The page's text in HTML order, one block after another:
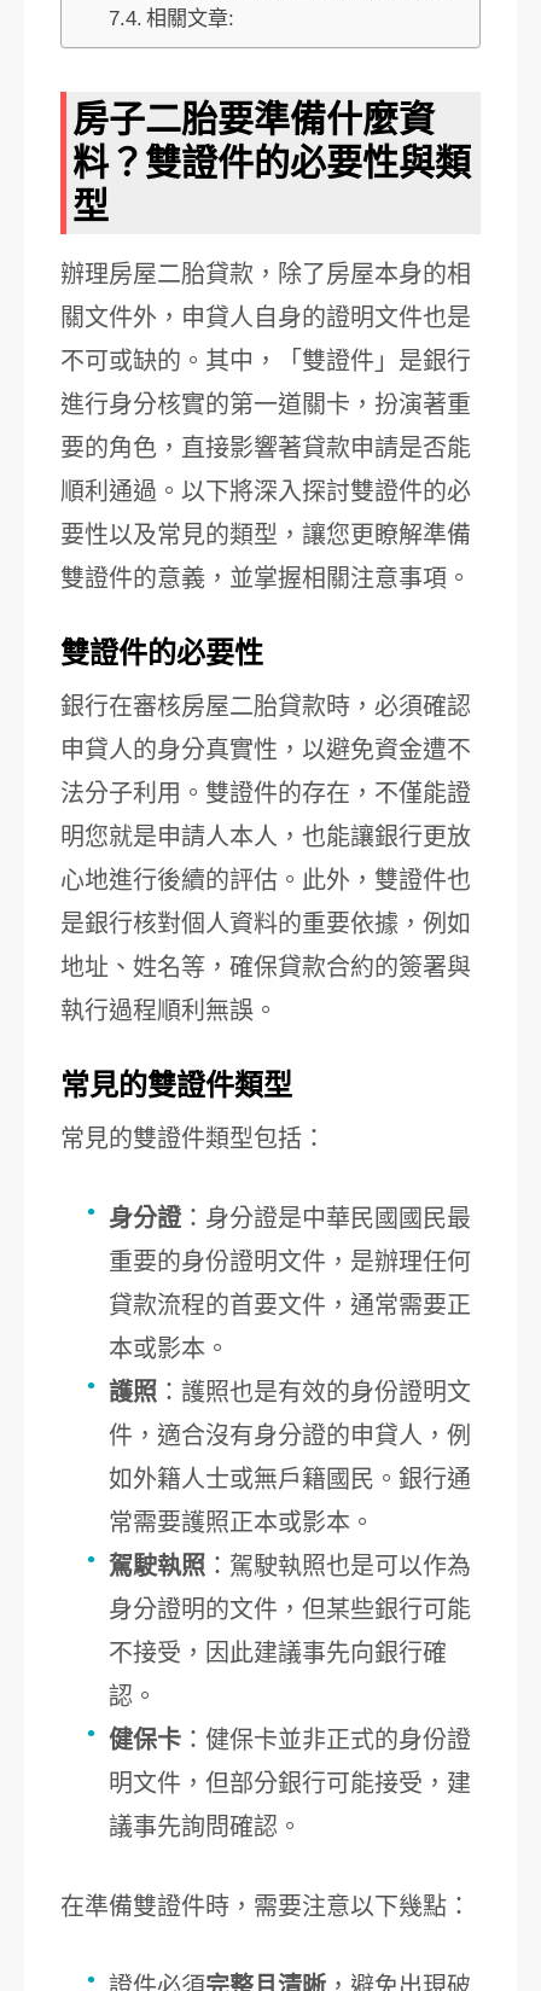
相關文章:
房子二胎要準備什麼資
料？雙證件的必要性與類
型
辦理房屋二胎貸款，除了房屋本身的相
關文件外，申貸人自身的證明文件也是
不可或缺的。其中，「雙證件」是銀行
進行身分核實的第一道關卡，扮演著重
要的角色，直接影響著貸款申請是否能
順利通過。以下將深入探討雙證件的必
要性以及常見的類型，讓您更瞭解準備
雙證件的意義，並掌握相關注意事項。
雙證件的必要性
銀行在審核房屋二胎貸款時，必須確認
申貸人的身分真實性，以避免資金遭不
法分子利用。雙證件的存在，不僅能證
明您就是申請人本人，也能讓銀行更放
心地進行後續的評估。此外，雙證件也
是銀行核對個人資料的重要依據，例如
地址、姓名等，確保貸款合約的簽署與
執行過程順利無誤。
常見的雙證件類型
常見的雙證件類型包括：
身分證：身分證是中華民國國民最
重要的身份證明文件，是辦理任何
貸款流程的首要文件，通常需要正
本或影本。
護照 ：護照也是有效的身份證明文
件，適合沒有身分證的申貸人，例
如外籍人士或無戶籍國民。銀行通
常需要護照正本或影本。
駕駛執照 ：駕駛執照也是可以作為
身分證明的文件，但某些銀行可能
不接受，因此建議事先向銀行確
認。
健保卡 ：健保卡並非正式的身份證
明文件，但部分銀行可能接受，建
議事先詢問確認。
在準備雙證件時，需要注意以下幾點：